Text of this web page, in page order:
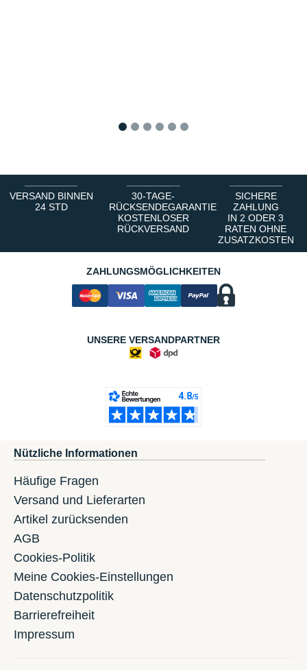
VERSAND BINNEN
24 STD
30-TAGE-
RÜCKSENDEGARANTIE
KOSTENLOSER
RÜCKVERSAND
SICHERE
ZAHLUNG
IN 2 ODER 3
RATEN OHNE
ZUSATZKOSTEN
ZAHLUNGSMÖGLICHKEITEN
UNSERE VERSANDPARTNER
Nützliche Informationen
Häufige Fragen
Versand und Lieferarten
Artikel zurücksenden
AGB
Cookies-Politik
Meine Cookies-Einstellungen
Datenschutzpolitik
Barrierefreiheit
Impressum